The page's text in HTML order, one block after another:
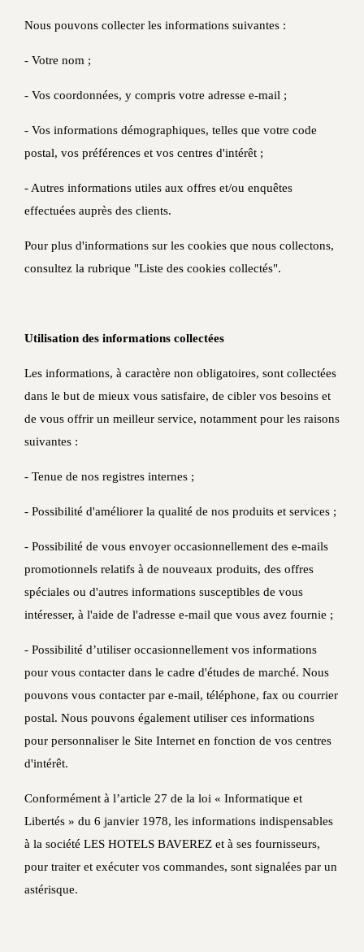
Nous pouvons collecter les informations suivantes :
- Votre nom ;
- Vos coordonnées, y compris votre adresse e-mail ;
- Vos informations démographiques, telles que votre code
postal, vos préférences et vos centres d'intérêt ;
- Autres informations utiles aux offres et/ou enquêtes
effectuées auprès des clients.
Pour plus d'informations sur les cookies que nous collectons,
consultez la rubrique "Liste des cookies collectés".
Utilisation des informations collectées
Les informations, à caractère non obligatoires, sont collectées
dans le but de mieux vous satisfaire, de cibler vos besoins et
de vous offrir un meilleur service, notamment pour les raisons
suivantes :
- Tenue de nos registres internes ;
- Possibilité d'améliorer la qualité de nos produits et services ;
- Possibilité de vous envoyer occasionnellement des e-mails
promotionnels relatifs à de nouveaux produits, des offres
spéciales ou d'autres informations susceptibles de vous
intéresser, à l'aide de l'adresse e-mail que vous avez fournie ;
- Possibilité d’utiliser occasionnellement vos informations
pour vous contacter dans le cadre d'études de marché. Nous
pouvons vous contacter par e-mail, téléphone, fax ou courrier
postal. Nous pouvons également utiliser ces informations
pour personnaliser le Site Internet en fonction de vos centres
d'intérêt.
Conformément à l’article 27 de la loi « Informatique et
Libertés » du 6 janvier 1978, les informations indispensables
à la société LES HOTELS BAVEREZ et à ses fournisseurs,
pour traiter et exécuter vos commandes, sont signalées par un
astérisque.